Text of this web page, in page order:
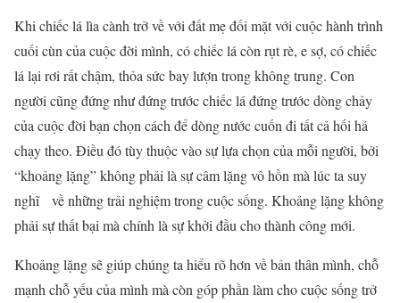
Khi chiếc lá lìa cành trở về với đất mẹ đối mặt với cuộc hành trình
cuối cùn của cuộc đời mình, có chiếc lá còn rụt rè, e sợ, có chiếc
lá lại rơi rất chậm, thỏa sức bay lượn trong không trung. Con
người cũng đứng như đứng trước chiếc lá đứng trước dòng chảy
của cuộc đời bạn chọn cách để dòng nước cuốn đi tất cả hối hả
chạy theo. Điều đó tùy thuộc vào sự lựa chọn của mỗi người, bởi
“khoảng lặng” không phải là sự câm lặng vô hồn mà lúc ta suy
nghĩ về những trải nghiệm trong cuộc sống. Khoảng lặng không
phải sự thất bại mà chính là sự khởi đầu cho thành công mới.
Khoảng lặng sẽ giúp chúng ta hiểu rõ hơn về bản thân mình, chỗ
mạnh chỗ yếu của mình mà còn góp phần làm cho cuộc sống trở